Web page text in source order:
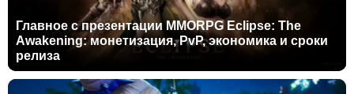
Главное с презентации MMORPG Eclipse: The
Awakening: монетизация, PvP, экономика и сроки
релиза